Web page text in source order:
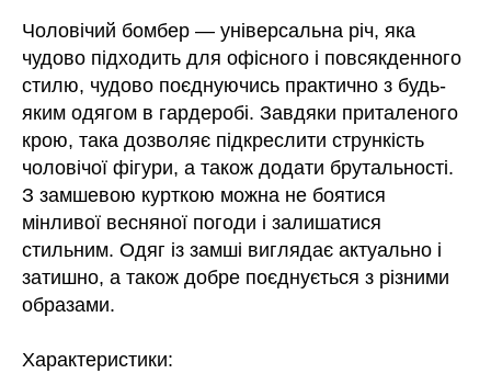
Чоловічий бомбер — універсальна річ, яка
чудово підходить для офісного і повсякденного
стилю, чудово поєднуючись практично з будь-
яким одягом в гардеробі. Завдяки приталеного
крою, така дозволяє підкреслити стрункість
чоловічої фігури, а також додати брутальності.
З замшевою курткою можна не боятися
мінливої весняної погоди і залишатися
стильним. Одяг із замші виглядає актуально і
затишно, а також добре поєднується з різними
образами.
Характеристики: